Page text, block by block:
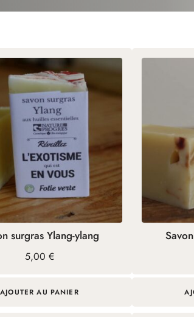
surgras Ylang-ylang
5,00 €
AJOUTER AU PANIER